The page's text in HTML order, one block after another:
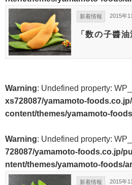
新着情報 2015年
「数の子醬
Warning: Undefined property:
xs728087/yamamoto-
content/themes/yamamoto-
Warning: Undefined property:
728087/yamamoto-foods.co.jp/
ntent/themes/yamamoto-foods/
新着情報 2015年